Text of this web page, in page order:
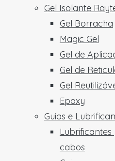
Gel Isolante
Gel Borracha
Magic Gel
Gel de
Gel de
Gel
Epoxy
Guias e
cabos